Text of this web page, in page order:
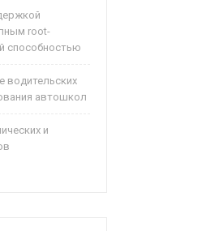
root-
способностью
водительских
автошкол
и